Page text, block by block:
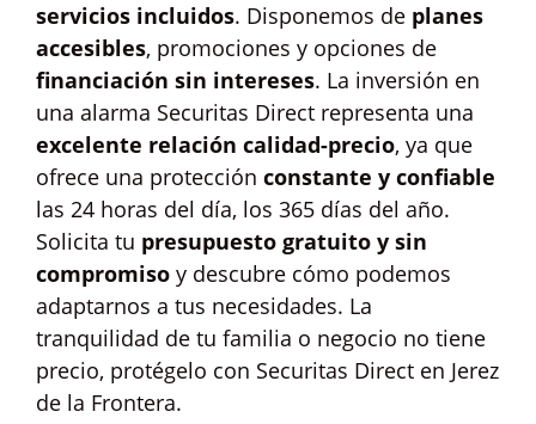
servicios incluidos. Disponemos de planes
accesibles, promociones y opciones de
financiación sin intereses. La inversión en
una alarma Securitas Direct representa una
excelente relación calidad-precio, ya que
ofrece una protección constante y confiable
las 24 horas del día, los 365 días del año.
Solicita tu presupuesto gratuito y sin
compromiso y descubre cómo podemos
adaptarnos a tus necesidades. La
tranquilidad de tu familia o negocio no tiene
precio, protégelo con Securitas Direct en Jerez
de la Frontera.